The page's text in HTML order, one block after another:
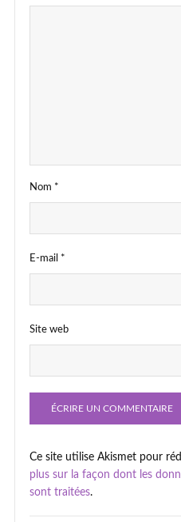
Nom *
E-mail *
Site web
Ce site utilise Akismet pour
plus sur la façon dont les
sont traitées.